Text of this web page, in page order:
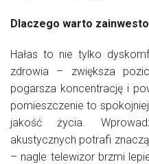
Dlaczego warto
Hałas to nie tylko
zdrowia – zwiększa
pogarsza koncentrację i
pomieszczenie to
jakość życia.
akustycznych potrafi
– nagle telewizor brzmi